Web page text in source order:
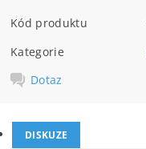
Kód produktu
Kategorie
Dotaz
DISKUZE